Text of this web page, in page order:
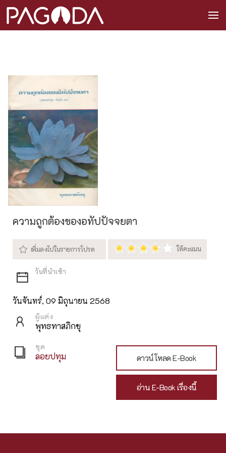
ความถูกต้องของอทัปปัจจยตา
วันจันทร์, 09 มิถุนายน 2568
ผู้แต่ง
พุทธทาสภิกขุ
ชุด
ลอยปทุม ดาวน์โหลด E-Book
อ่าน E-Book เรื่องนี้